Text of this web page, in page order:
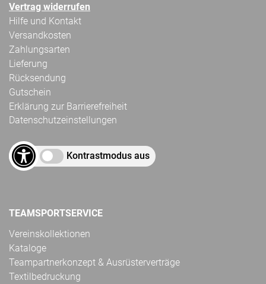
Vertrag widerrufen
Hilfe und Kontakt
Versandkosten
Zahlungsarten
Lieferung
Rücksendung
Gutschein
Erklärung zur Barrierefreiheit
Datenschutzeinstellungen
Kontrastmodus aus
TEAMSPORTSERVICE
Vereinskollektionen
Kataloge
Teampartnerkonzept & Ausrüsterverträge
Textilbedruckung